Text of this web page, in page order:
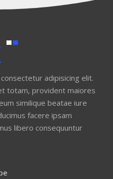
adipisicing elit.
totam, provident maiores
similique beatae iure
facere ipsam
libero consequuntur